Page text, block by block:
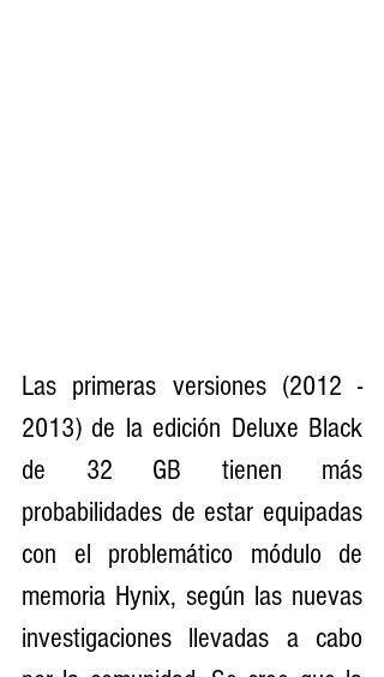
Las primeras versiones (2012 -
2013) de la edición Deluxe Black
de 32 GB tienen más
probabilidades de estar equipadas
con el problemático módulo de
memoria Hynix, según las nuevas
investigaciones llevadas a cabo